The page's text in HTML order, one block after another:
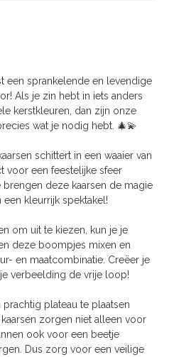
een sprankelende en levendige
Als je zin hebt in iets anders
kerstkleuren, dan zijn onze
wat je nodig hebt. 🎄💫
schittert in een waaier van
voor een feestelijke sfeer
deze kaarsen de magie
kleurrijk spektakel!
om uit te kiezen, kun je je
deze boompjes mixen en
en maatcombinatie. Creëer je
verbeelding de vrije loop!
plateau te plaatsen
zorgen niet alleen voor
ook voor een beetje
Dus zorg voor een veilige